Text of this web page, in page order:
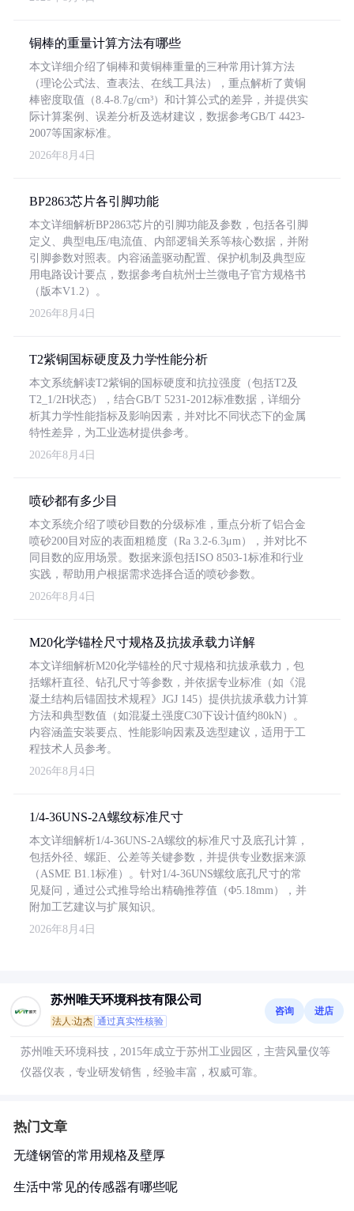
铜棒的重量计算方法有哪些
本文详细介绍了铜棒和黄铜棒重量的三种常用计算方法
（理论公式法、查表法、在线工具法），重点解析了黄铜
棒密度取值（8.4-8.7g/cm³）和计算公式的差异，并提供实
际计算案例、误差分析及选材建议，数据参考GB/T 4423-
2007等国家标准。
2026年8月4日
BP2863芯片各引脚功能
本文详细解析BP2863芯片的引脚功能及参数，包括各引脚
定义、典型电压/电流值、内部逻辑关系等核心数据，并附
引脚参数对照表。内容涵盖驱动配置、保护机制及典型应
用电路设计要点，数据参考自杭州士兰微电子官方规格书
（版本V1.2）。
2026年8月4日
T2紫铜国标硬度及力学性能分析
本文系统解读T2紫铜的国标硬度和抗拉强度（包括T2及
T2_1/2H状态），结合GB/T 5231-2012标准数据，详细分
析其力学性能指标及影响因素，并对比不同状态下的金属
特性差异，为工业选材提供参考。
2026年8月4日
喷砂都有多少目
本文系统介绍了喷砂目数的分级标准，重点分析了铝合金
喷砂200目对应的表面粗糙度（Ra 3.2-6.3μm），并对比不
同目数的应用场景。数据来源包括ISO 8503-1标准和行业
实践，帮助用户根据需求选择合适的喷砂参数。
2026年8月4日
M20化学锚栓尺寸规格及抗拔承载力详解
本文详细解析M20化学锚栓的尺寸规格和抗拔承载力，包
括螺杆直径、钻孔尺寸等参数，并依据专业标准（如《混
凝土结构后锚固技术规程》JGJ 145）提供抗拔承载力计算
方法和典型数值（如混凝土强度C30下设计值约80kN）。
内容涵盖安装要点、性能影响因素及选型建议，适用于工
程技术人员参考。
2026年8月4日
1/4-36UNS-2A螺纹标准尺寸
本文详细解析1/4-36UNS-2A螺纹的标准尺寸及底孔计算，
包括外径、螺距、公差等关键参数，并提供专业数据来源
（ASME B1.1标准）。针对1/4-36UNS螺纹底孔尺寸的常
见疑问，通过公式推导给出精确推荐值（Φ5.18mm），并
附加工艺建议与扩展知识。
2026年8月4日
苏州唯天环境科技有限公司
法人:边杰 通过真实性核验
咨询 进店
苏州唯天环境科技，2015年成立于苏州工业园区，主营风量仪等
仪器仪表，专业研发销售，经验丰富，权威可靠。
热门文章
无缝钢管的常用规格及壁厚
生活中常见的传感器有哪些呢